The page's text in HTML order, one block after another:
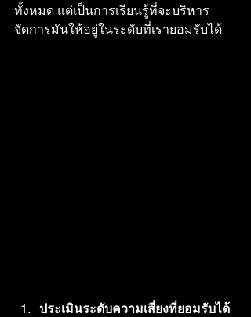
ทั้งหมด แต่เป็นการเรียนรู้ที่จะบริหาร
จัดการมันให้อยู่ในระดับที่เรายอมรับได้
ประเมินระดับความเสี่ยงที่ยอมรับได้